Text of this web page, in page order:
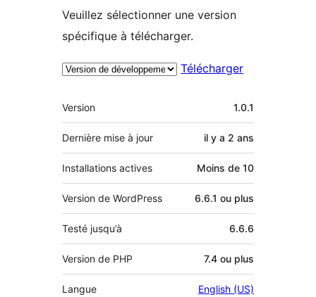
Veuillez sélectionner une version
spécifique à télécharger.
Télécharger
Méta
Version 1.0.1
Dernière mise à jour il y a 2 ans
Installations actives Moins de 10
Version de WordPress 6.6.1 ou plus
Testé jusqu’à 6.6.6
Version de PHP 7.4 ou plus
Langue English (US)